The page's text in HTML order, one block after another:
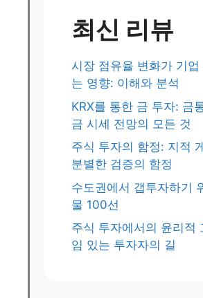
최신 리뷰
시장 점유율 변화가 기업
는 영향: 이해와 분석
KRX를 통한 금 투자: 금
금 시세 전망의 모든 것
주식 투자의 함정: 지적
분별한 검증의 함정
수도권에서 갭투자하기
물 100선
주식 투자에서의 윤리적
임 있는 투자자의 길